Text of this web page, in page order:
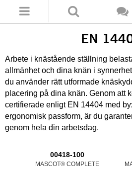
EN
Arbete i knästående ställning
allmänhet och dina knän i
du använder rätt utformade
placering på dina knän. Genom att
certifierade enligt EN 14404 med
ergonomisk passform, är du
genom hela din arbetsdag.
00418-100
MASCOT® COMPLETE